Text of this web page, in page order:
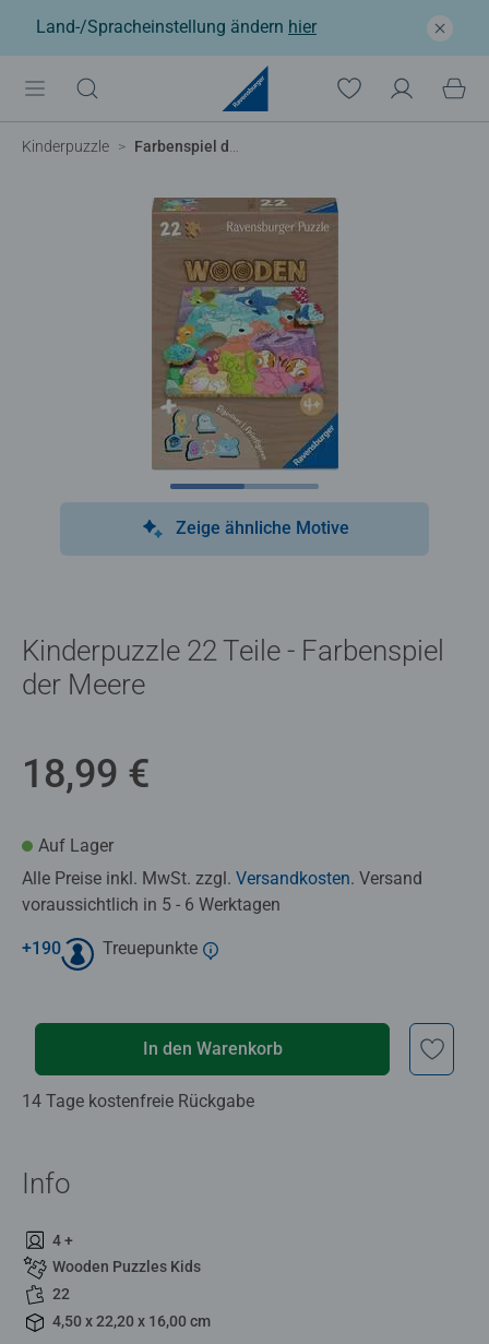
Land-/Spracheinstellung ändern hier
Kinderpuzzle Farbenspiel der Meere
Zeige ähnliche Motive
Kinderpuzzle 22 Teile - Farbenspiel
der Meere
18,99 €
Auf Lager
Alle Preise inkl. MwSt. zzgl. Versandkosten. Versand
voraussichtlich in 5 - 6 Werktagen
+190 Treuepunkte
In den Warenkorb
14 Tage kostenfreie Rückgabe
Info
4 +
Wooden Puzzles Kids
22
4,50 x 22,20 x 16,00 cm